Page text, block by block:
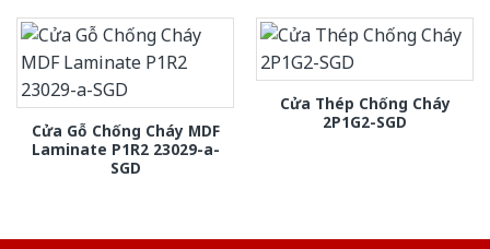
Cửa Gỗ Chống Cháy MDF
Laminate P1R2 23029-a-
SGD
Cửa Thép Chống Cháy
2P1G2-SGD